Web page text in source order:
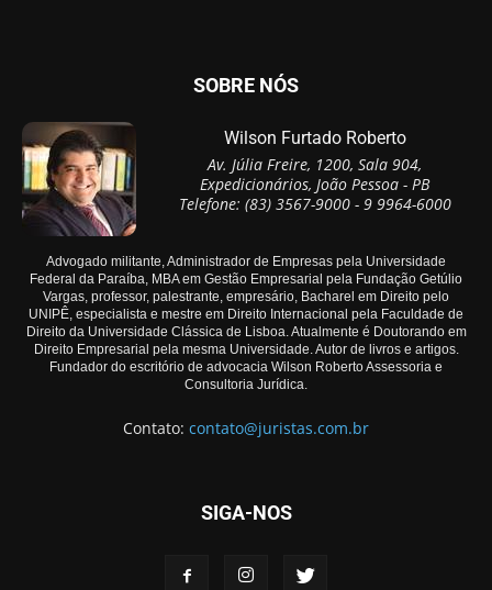
SOBRE NÓS
Wilson Furtado Roberto
Av. Júlia Freire, 1200, Sala 904,
Expedicionários, João Pessoa - PB
Telefone: (83) 3567-9000 - 9 9964-6000
Advogado militante, Administrador de Empresas pela Universidade
Federal da Paraíba, MBA em Gestão Empresarial pela Fundação Getúlio
Vargas, professor, palestrante, empresário, Bacharel em Direito pelo
UNIPÊ, especialista e mestre em Direito Internacional pela Faculdade de
Direito da Universidade Clássica de Lisboa. Atualmente é Doutorando em
Direito Empresarial pela mesma Universidade. Autor de livros e artigos.
Fundador do escritório de advocacia Wilson Roberto Assessoria e
Consultoria Jurídica.
Contato: contato@juristas.com.br
SIGA-NOS